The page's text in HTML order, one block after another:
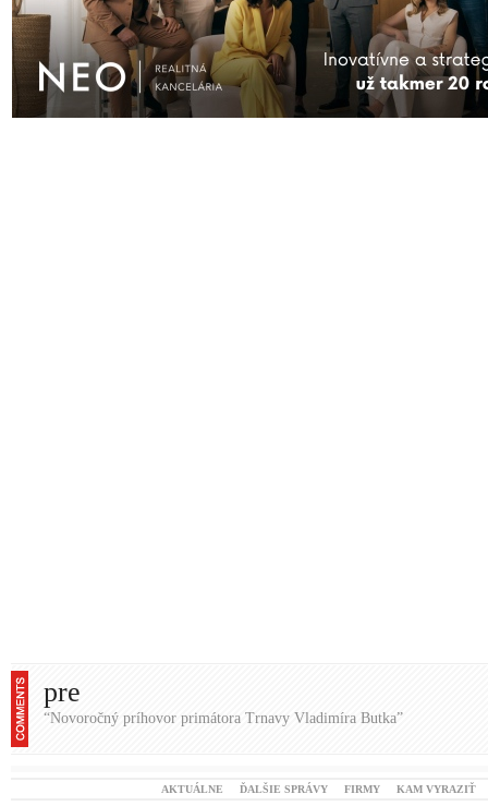
pre
“Novoročný príhovor primátora Trnavy Vladimíra Butka”
AKTUÁLNE ĎALŠIE SPRÁVY FIRMY KAM VYRAZIŤ